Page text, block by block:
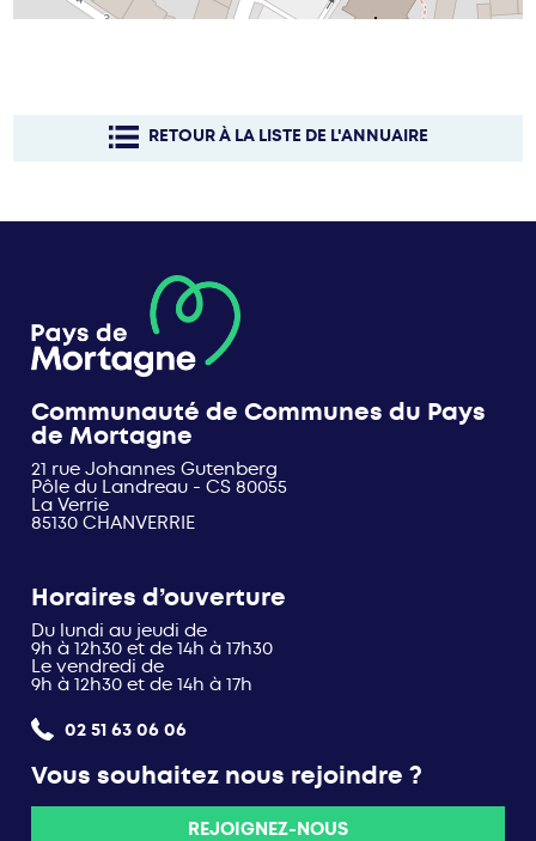
RETOUR À LA LISTE DE L'ANNUAIRE
Communauté de Communes du Pays
de Mortagne
21 rue Johannes Gutenberg
Pôle du Landreau - CS 80055
La Verrie
85130 CHANVERRIE
Horaires d’ouverture
Du lundi au jeudi de
9h à 12h30 et de 14h à 17h30
Le vendredi de
9h à 12h30 et de 14h à 17h
02 51 63 06 06
Vous souhaitez nous rejoindre ?
REJOIGNEZ-NOUS